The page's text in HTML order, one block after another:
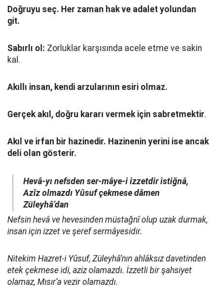
Doğruyu seç. Her zaman hak ve adalet yolundan
git.
Sabırlı ol: Zorluklar karşısında acele etme ve sakin
kal.
Akıllı insan, kendi arzularının esiri olmaz.
Gerçek akıl, doğru kararı vermek için sabretmektir.
Akıl ve irfan bir hazinedir. Hazinenin yerini ise ancak
deli olan gösterir.
Hevâ-yı nefsden ser-mâye-i izzetdir istiğnâ,
Azîz olmazdı Yûsuf çekmese dâmen
Züleyhâ’dan
Nefsin hevâ ve hevesinden müstağnî olup uzak durmak,
insan için izzet ve şeref sermâyesidir.
Nitekim Hazret-i Yûsuf, Züleyhâ’nın ahlâksız davetinden
etek çekmese idi, aziz olamazdı. İzzetli bir şahsiyet
olamaz, Mısır’a vezir olamazdı.